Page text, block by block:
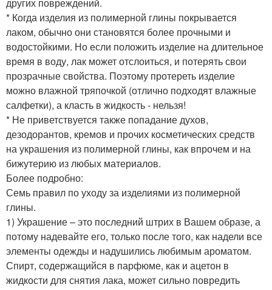
* Когда изделия из полимерной глины покрывается
лаком, обычно они становятся более прочными и
водостойкими. Но если положить изделие на длительное
время в воду, лак может отслоиться, и потерять свои
прозрачные свойства. Поэтому протереть изделие
можно влажной тряпочкой (отлично подходят влажные
салфетки), а класть в жидкость - нельзя!
* Не приветствуется также попадание духов,
дезодорантов, кремов и прочих косметических средств
на украшения из полимерной глины, как впрочем и на
бижутерию из любых материалов.
Более подробно:
Семь правил по уходу за изделиями из полимерной
глины.
1) Украшение – это последний штрих в Вашем образе, а
потому надевайте его, только после того, как надели все
элементы одежды и надушились любимым ароматом.
Спирт, содержащийся в парфюме, как и ацетон в
жидкости для снятия лака, может сильно повредить